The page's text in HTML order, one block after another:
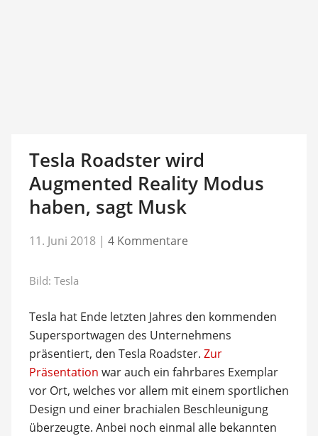
Tesla Roadster wird
Augmented Reality Modus
haben, sagt Musk
11. Juni 2018 | 4 Kommentare
Bild: Tesla
Tesla hat Ende letzten Jahres den kommenden
Supersportwagen des Unternehmens
präsentiert, den Tesla Roadster. Zur
Präsentation war auch ein fahrbares Exemplar
vor Ort, welches vor allem mit einem sportlichen
Design und einer brachialen Beschleunigung
überzeugte. Anbei noch einmal alle bekannten